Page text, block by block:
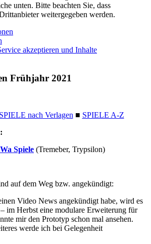
unten. Bitte beachten Sie, dass
weitergegeben werden.
akzeptieren und Inhalte
Frühjahr 2021
SPIELE nach Verlagen ■ SPIELE A-Z
Spiele (Tremeber, Trypsilon)
auf dem Weg bzw. angekündigt:
Video News angekündigt habe, wird es
im Herbst eine modulare Erweiterung für
mir den Prototyp schon mal ansehen.
werde ich bei Gelegenheit